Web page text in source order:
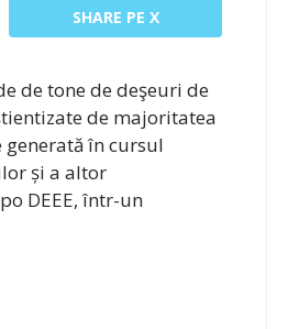
SHARE PE X
de tone de deşeuri de
de majoritatea
în cursul
și a altor
DEEE, într-un